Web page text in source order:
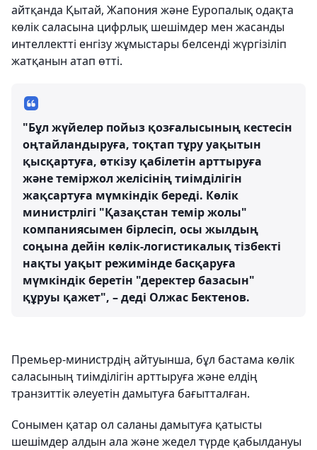
айтқанда Қытай, Жапония және Еуропалық одақта
көлік саласына цифрлық шешімдер мен жасанды
интеллектті енгізу жұмыстары белсенді жүргізіліп
жатқанын атап өтті.
"Бұл жүйелер пойыз қозғалысының кестесін
оңтайландыруға, тоқтап тұру уақытын
қысқартуға, өткізу қабілетін арттыруға
және теміржол желісінің тиімділігін
жақсартуға мүмкіндік береді. Көлік
министрлігі "Қазақстан темір жолы"
компаниясымен бірлесіп, осы жылдың
соңына дейін көлік-логистикалық тізбекті
нақты уақыт режимінде басқаруға
мүмкіндік беретін "деректер базасын"
құруы қажет", – деді Олжас Бектенов.
Премьер-министрдің айтуынша, бұл бастама көлік
саласының тиімділігін арттыруға және елдің
транзиттік әлеуетін дамытуға бағытталған.
Сонымен қатар ол саланы дамытуға қатысты
шешімдер алдын ала және жедел түрде қабылдануы